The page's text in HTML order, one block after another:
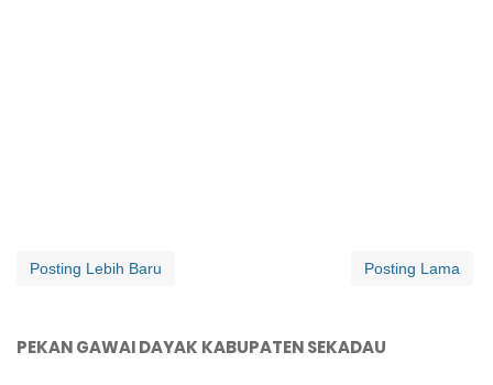
Posting Lebih Baru Posting Lama
PEKAN GAWAI DAYAK KABUPATEN SEKADAU